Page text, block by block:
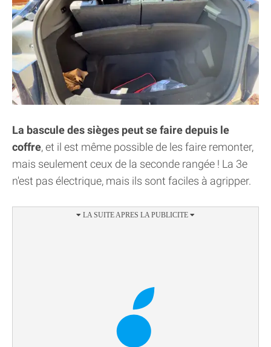
La bascule des sièges peut se faire depuis le
coffre, et il est même possible de les faire remonter,
mais seulement ceux de la seconde rangée ! La 3e
n'est pas électrique, mais ils sont faciles à agripper.